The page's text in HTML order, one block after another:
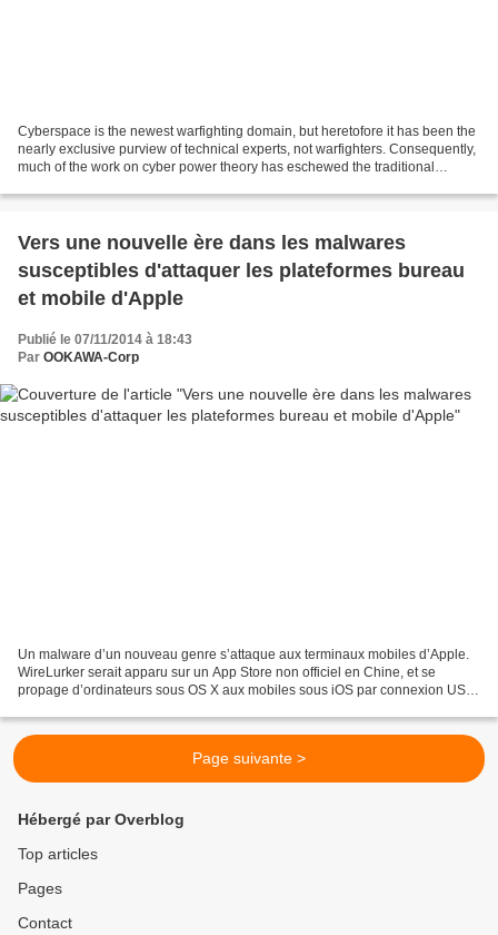
Cyberspace is the newest warfighting domain, but heretofore it has been the
nearly exclusive purview of technical experts, not warfighters. Consequently,
much of the work on cyber power theory has eschewed the traditional
Vers une nouvelle ère dans les malwares
susceptibles d'attaquer les plateformes bureau
et mobile d'Apple
Publié le 07/11/2014 à 18:43
Par OOKAWA-Corp
Un malware d’un nouveau genre s’attaque aux terminaux mobiles d’Apple.
WireLurker serait apparu sur un App Store non officiel en Chine, et se
propage d’ordinateurs sous OS X aux mobiles sous iOS par connexion USB.
Page suivante >
Hébergé par Overblog
Top articles
Pages
Contact